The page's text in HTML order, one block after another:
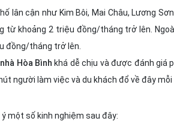
lân cận như Kim Bôi, Mai Châu, Lương
từ khoảng 2 triệu đồng/tháng trở lên.
đồng/tháng trở lên.
Hòa Bình khá dễ chịu và được đánh giá
người làm việc và du khách đổ về đây mỗi
ý một số kinh nghiệm sau đây: